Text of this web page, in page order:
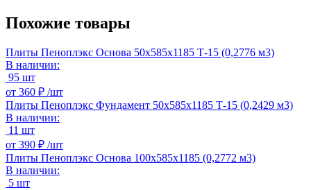
Похожие товары
Плиты Пеноплэкс Основа 50х585х1185 Т-15 (0,2776 м3)
В наличии:
95 шт
от 360 ₽ /шт
Плиты Пеноплэкс Фундамент 50х585х1185 Т-15 (0,2429 м3)
В наличии:
11 шт
от 390 ₽ /шт
Плиты Пеноплэкс Основа 100х585х1185 (0,2772 м3)
В наличии:
5 шт